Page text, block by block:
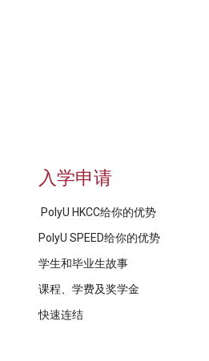
入学申请
PolyU HKCC给你的优势
PolyU SPEED给你的优势
学生和毕业生故事
课程、学费及奖学金
快速连结